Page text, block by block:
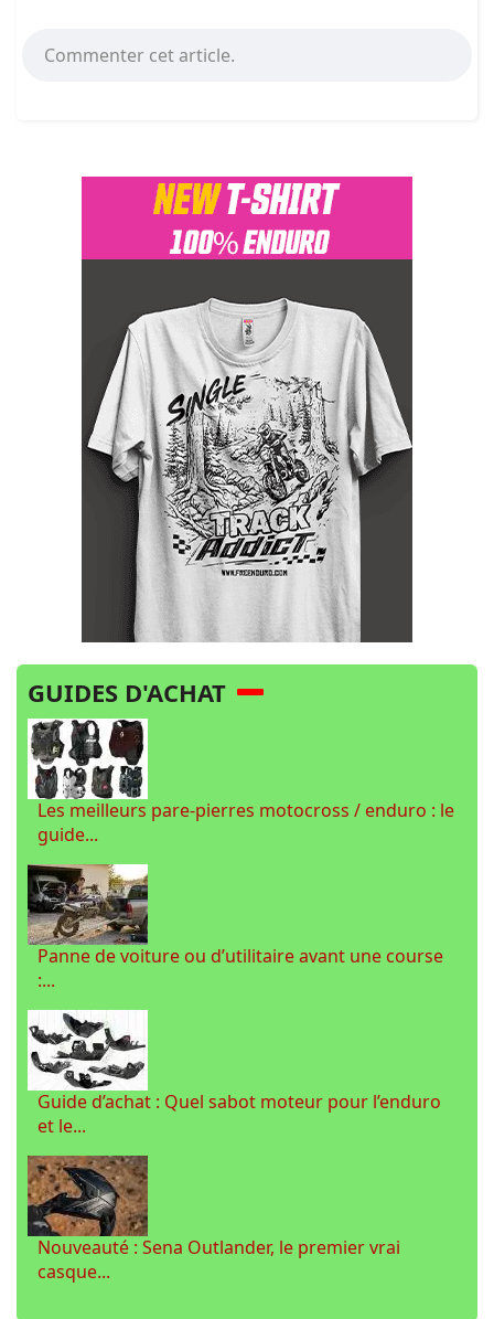
Commenter cet article.
GUIDES D'ACHAT
Les meilleurs pare-pierres motocross / enduro : le
guide...
Panne de voiture ou d’utilitaire avant une course
:...
Guide d’achat : Quel sabot moteur pour l’enduro
et le...
Nouveauté : Sena Outlander, le premier vrai
casque...